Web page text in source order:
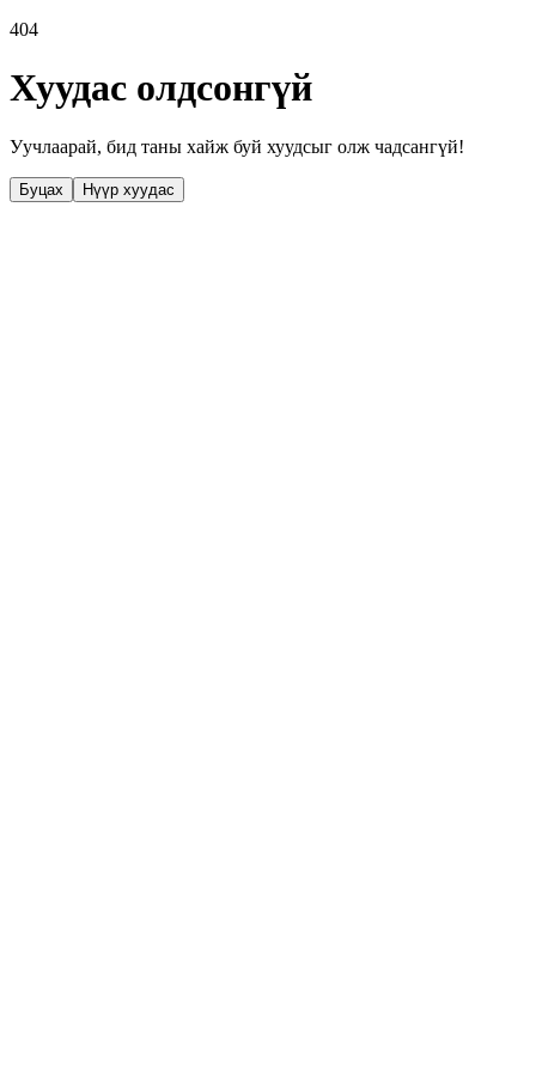
404
Хуудас олдсонгүй
Уучлаарай, бид таны хайж буй хуудсыг олж чадсангүй!
Буцах Нүүр хуудас